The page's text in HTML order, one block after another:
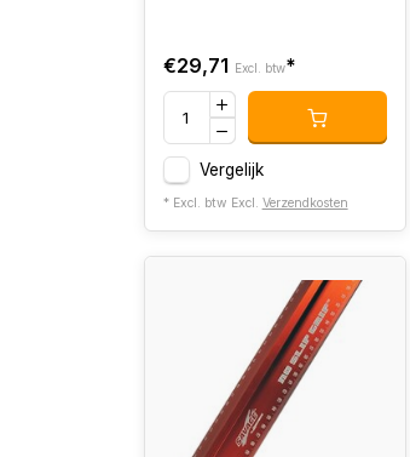
€29,71 Excl. btw*
Vergelijk
* Excl. btw Excl. Verzendkosten